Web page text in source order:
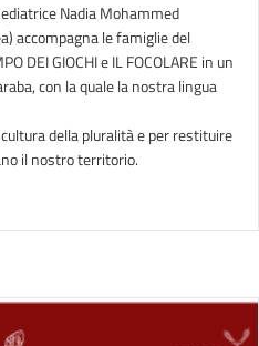
Nadia Mohammed
accompagna le famiglie del
DEI GIOCHI e IL FOCOLARE in un
con la quale la nostra lingua
della pluralità e per restituire
il nostro territorio.